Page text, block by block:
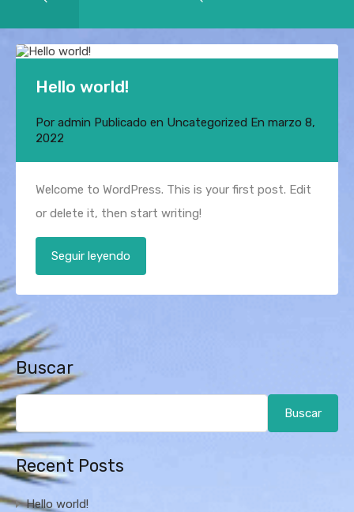
Hello world!
Por admin Publicado en Uncategorized En marzo 8,
2022
Welcome to WordPress. This is your first post. Edit
or delete it, then start writing!
Seguir leyendo
Buscar
Buscar
Recent Posts
Hello world!